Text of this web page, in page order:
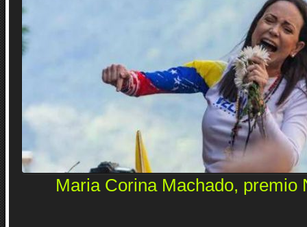
Maria Corina Machado, premio